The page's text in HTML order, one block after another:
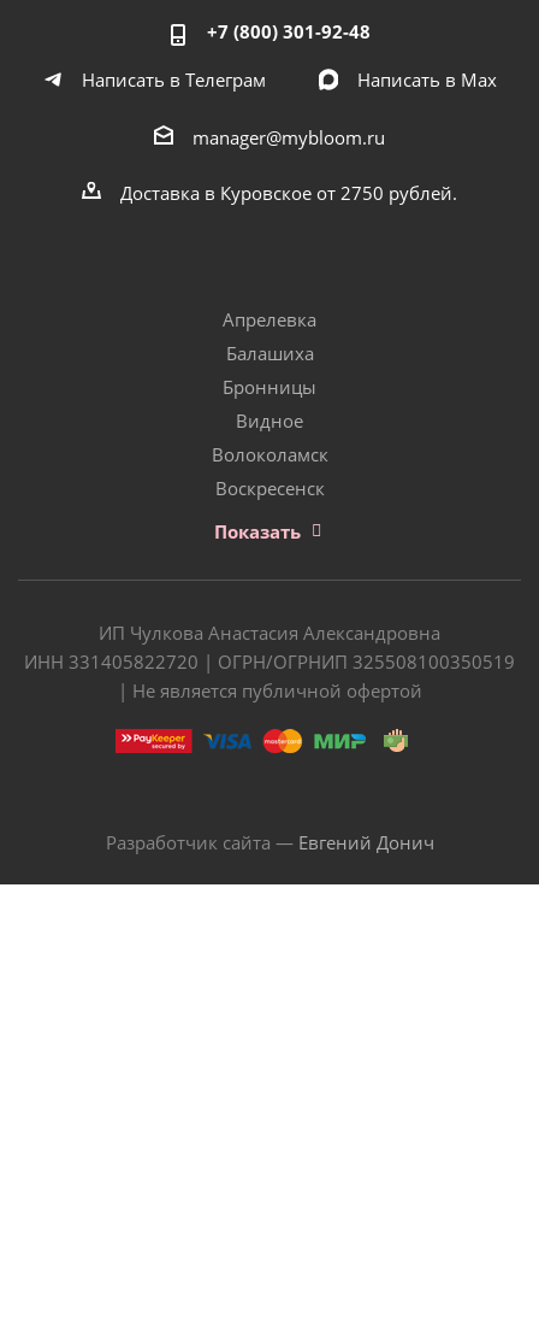
+7 (800) 301-92-48
Написать в Телеграм
Написать в Мах
manager@mybloom.ru
Доставка в Куровское от 2750 рублей.
Апрелевка
Балашиха
Бронницы
Видное
Волоколамск
Воскресенск
Показать
ИП Чулкова Анастасия Александровна
ИНН 331405822720 | ОГРН/ОГРНИП 325508100350519
| Не является публичной офертой
Разработчик сайта — Евгений Донич